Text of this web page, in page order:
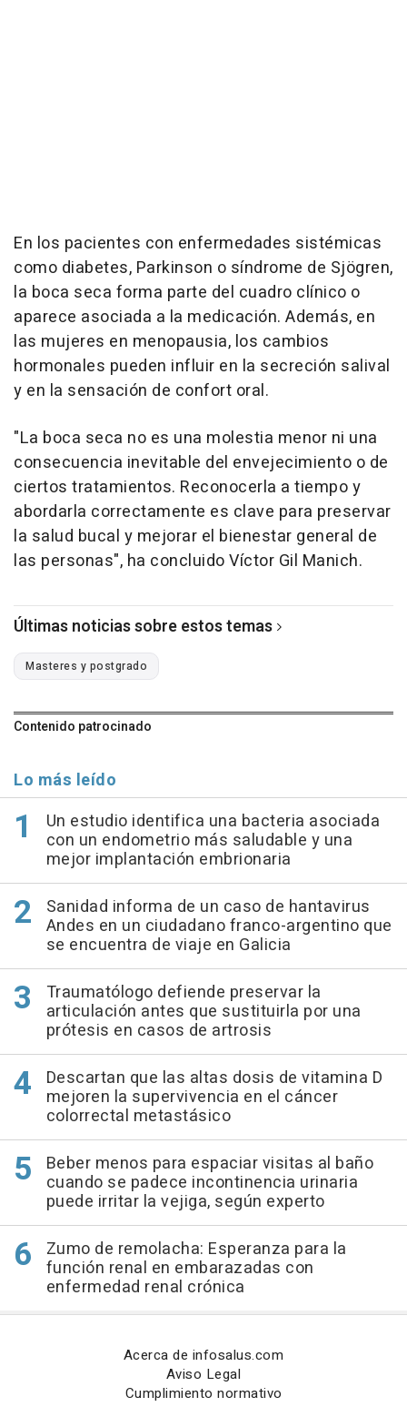
En los pacientes con enfermedades sistémicas
como diabetes, Parkinson o síndrome de Sjögren,
la boca seca forma parte del cuadro clínico o
aparece asociada a la medicación. Además, en
las mujeres en menopausia, los cambios
hormonales pueden influir en la secreción salival
y en la sensación de confort oral.
"La boca seca no es una molestia menor ni una
consecuencia inevitable del envejecimiento o de
ciertos tratamientos. Reconocerla a tiempo y
abordarla correctamente es clave para preservar
la salud bucal y mejorar el bienestar general de
las personas", ha concluido Víctor Gil Manich.
Últimas noticias sobre estos temas
Masteres y postgrado
Contenido patrocinado
Lo más leído
Un estudio identifica una bacteria asociada
con un endometrio más saludable y una
mejor implantación embrionaria
Sanidad informa de un caso de hantavirus
Andes en un ciudadano franco-argentino que
se encuentra de viaje en Galicia
Traumatólogo defiende preservar la
articulación antes que sustituirla por una
prótesis en casos de artrosis
Descartan que las altas dosis de vitamina D
mejoren la supervivencia en el cáncer
colorrectal metastásico
Beber menos para espaciar visitas al baño
cuando se padece incontinencia urinaria
puede irritar la vejiga, según experto
Zumo de remolacha: Esperanza para la
función renal en embarazadas con
enfermedad renal crónica
Acerca de infosalus.com
Aviso Legal
Cumplimiento normativo